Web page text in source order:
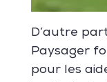
D’autre
Paysager
pour les